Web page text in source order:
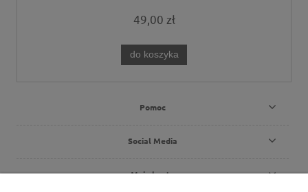
49,00 zł
do koszyka
Pomoc
Social Media
Moje konto